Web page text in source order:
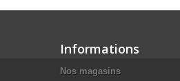
Informations
Nos magasins